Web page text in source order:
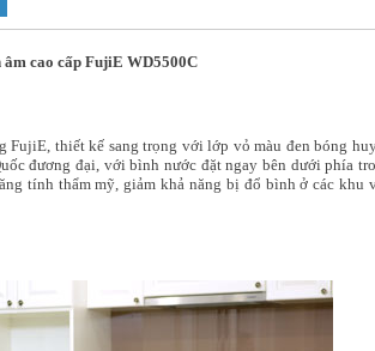
cao cấp FujiE WD5500C
FujiE, thiết kế sang trọng với lớp vỏ màu đen bóng
đương đại, với bình nước đặt ngay bên dưới phía
tính thẩm mỹ, giảm khả năng bị đổ bình ở các khu